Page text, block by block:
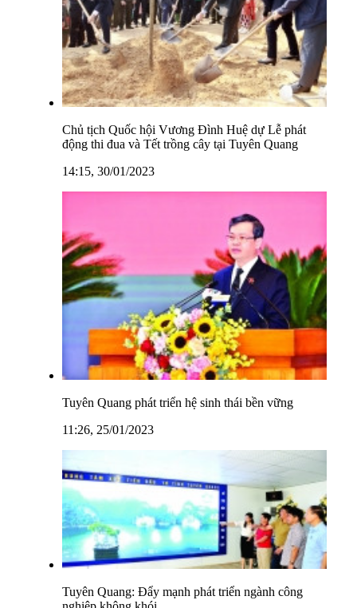
Chủ tịch Quốc hội Vương Đình Huệ dự Lễ phát
động thi đua và Tết trồng cây tại Tuyên Quang
14:15, 30/01/2023
Tuyên Quang phát triển hệ sinh thái bền vững
11:26, 25/01/2023
Tuyên Quang: Đẩy mạnh phát triển ngành công